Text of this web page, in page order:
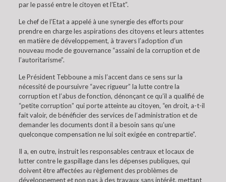
par le passé entre le citoyen et l’Etat”.
Le chef de l’Etat a appelé à une synergie des efforts pour
prendre en charge les aspirations des citoyens et leurs attentes
en matière de développement, à travers l’adoption d’un
nouveau mode de gouvernance “assaini de la corruption et de
l’autoritarisme”.
Le Président Tebboune a mis l’accent dans ce sens sur la
nécessité de poursuivre “avec rigueur” la lutte contre la
corruption et l’abus de fonction, dénonçant ce qu’il a qualifié de
“petite corruption” qui porte atteinte au citoyen, “en droit, a-t-il
fait valoir, de bénéficier des services de l’administration et de
demander les documents dont il a besoin sans qu’une
quelconque compensation ne lui soit exigée en contrepartie”.
Il a, en outre, instruit les responsables centraux et locaux de
lutter contre le gaspillage dans les dépenses publiques, qui
doivent être affectées au règlement des problèmes de
développement et non pas à des travaux sans intérêt, mettant